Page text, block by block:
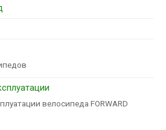
велосипеда FORWARD